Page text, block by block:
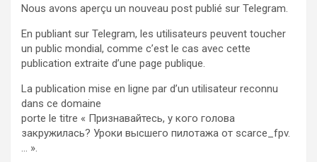
Nous avons aperçu un nouveau post publié sur Telegram.
En publiant sur Telegram, les utilisateurs peuvent toucher
un public mondial, comme c’est le cas avec cette
publication extraite d’une page publique.
La publication mise en ligne par d’un utilisateur reconnu
dans ce domaine
porte le titre « Признавайтесь, у кого голова
закружилась? Уроки высшего пилотажа от scarce_fpv.
… ».